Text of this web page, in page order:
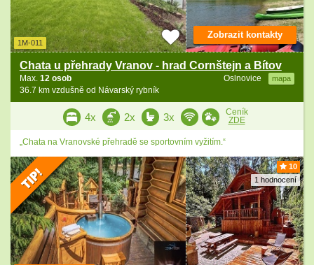
1M-011
Chata u přehrady Vranov - hrad Cornštejn a Bítov
Oslnovice mapa
Max. 12 osob
36.7 km vzdušně od Návarský rybník
Zobrazit kontakty
4x 2x 3x
Ceník
ZDE
„Chata na Vranovské přehradě se sportovním vyžitím.“
10
1 hodnocení